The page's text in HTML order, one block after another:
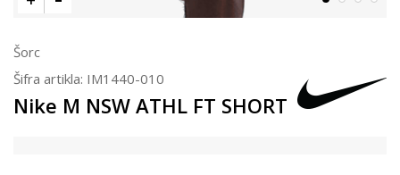
Šorc
Šifra artikla: IM1440-010
Nike M NSW ATHL FT SHORT